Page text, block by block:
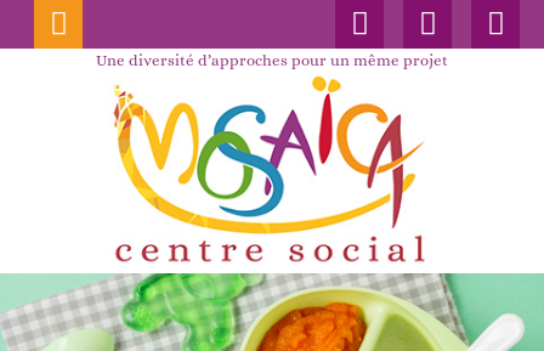
Une diversité d’approches pour un même projet